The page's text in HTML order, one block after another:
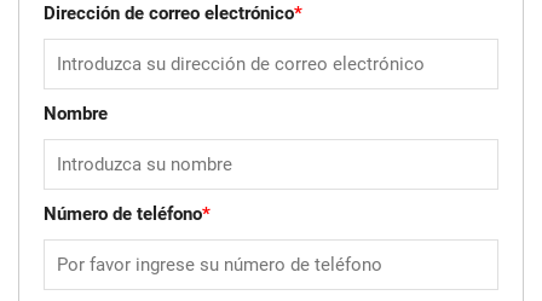
Dirección de correo electrónico*
Nombre
Número de teléfono*